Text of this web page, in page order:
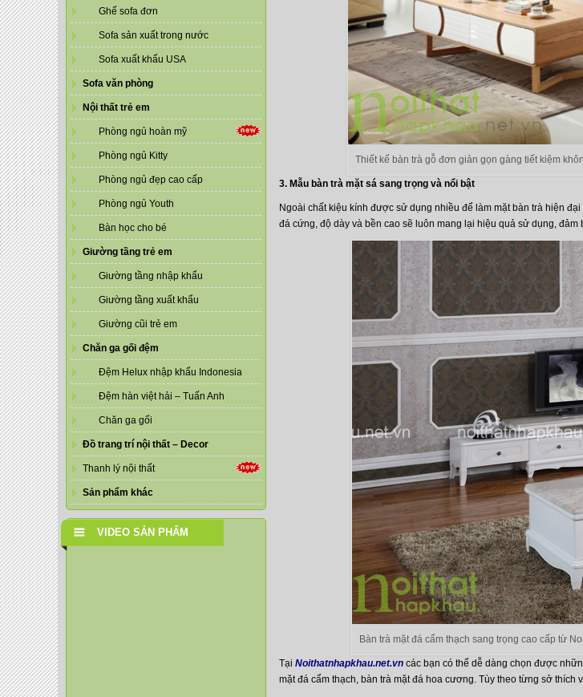
Ghế sofa đơn
Sofa sản xuất trong nước
Sofa xuất khẩu USA
Sofa văn phòng
Nội thất trẻ em
Phòng ngủ hoàn mỹ
Phòng ngủ Kitty
Phòng ngủ đẹp cao cấp
Phòng ngủ Youth
Bàn học cho bé
Giường tầng trẻ em
Giường tầng nhập khẩu
Giường tầng xuất khẩu
Giường cũi trẻ em
Chăn ga gối đệm
Đệm Helux nhập khẩu Indonesia
Đệm hàn việt hải – Tuấn Anh
Chăn ga gối
Đồ trang trí nội thất – Decor
Thanh lý nội thất
Sản phẩm khác
VIDEO SẢN PHẨM
Thiết kế bàn trà gỗ đơn giản gọn gàng tiết kiệm
3. Mẫu bàn trà mặt sá sang trọng và nổi bật
Ngoài chất kiệu kính được sử dụng nhiều để làm mặt bàn trà hiện
đá cứng, độ dày và bền cao sẽ luôn mang lại hiệu quả sử dụng,
Bàn trà mặt đá cẩm thạch sang trọng cao cấp từ
Tại Noithatnhapkhau.net.vn các bạn có thể dễ dàng chọn được
mặt đá cẩm thạch, bàn trà mặt đá hoa cương. Tùy theo từng sở